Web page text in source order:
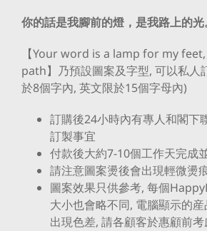
你的話是我腳前的燈，是我路上的
【Your word is a lamp for my
path】乃預設圖案及字型, 可以私人
於8個字內, 英文限於15個字母內)
訂購後24小時內有專人和閣下
訂製事宜
付款後大約7-10個工作天完成
請注意圖案燙後會出現輕微燙
圖案效果只供參考, 每個
大小也會略不同, 電腦顯示的
出現色差, 請各顧客於惠顧前